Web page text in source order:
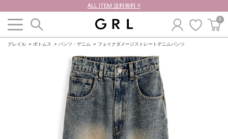
ALL ITEM 送料無料 !!
0
グレイル ボトムス パンツ・デニム フェイクダメージストレートデニムパンツ